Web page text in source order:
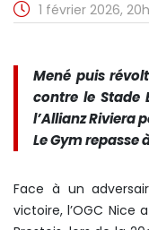
1 février 2026,
Mené puis
contre le Stade
l’Allianz Riviera
Le Gym repasse
Face à un
victoire, l’OGC